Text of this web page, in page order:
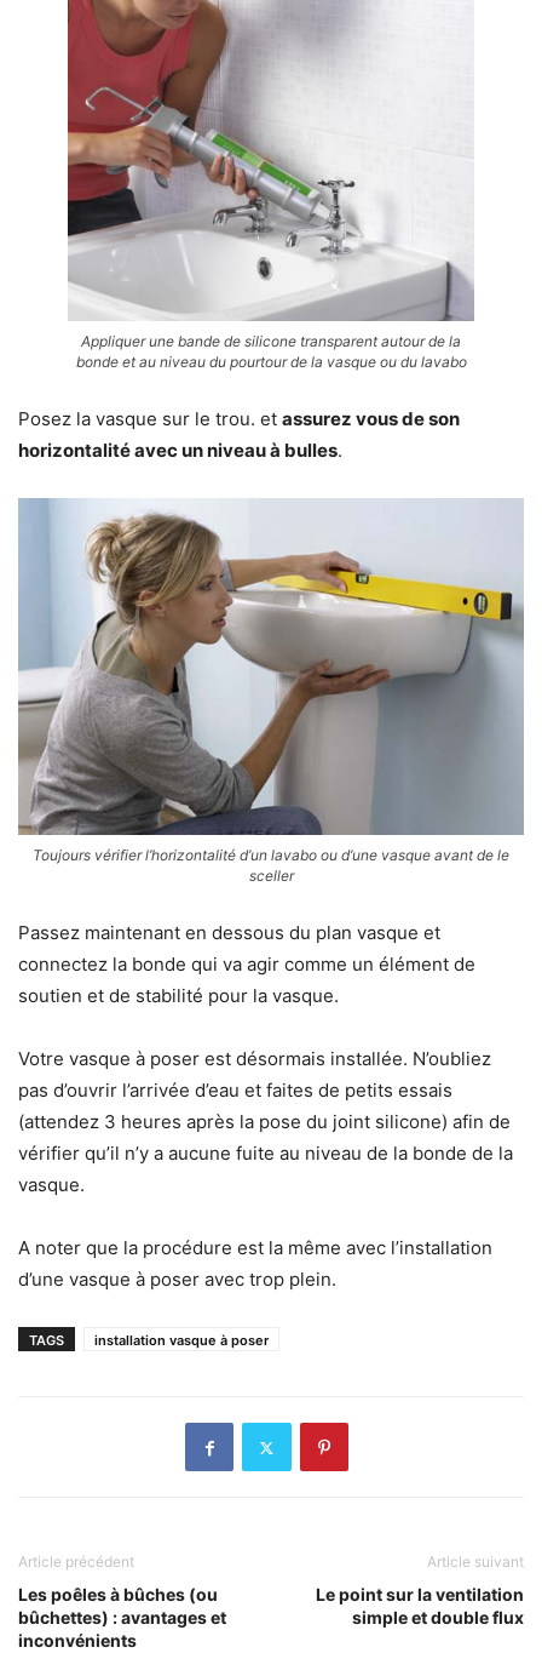
Appliquer une bande de silicone transparent autour de la
bonde et au niveau du pourtour de la vasque ou du lavabo
Posez la vasque sur le trou. et assurez vous de son
horizontalité avec un niveau à bulles.
Toujours vérifier l’horizontalité d’un lavabo ou d’une vasque avant de le
sceller
Passez maintenant en dessous du plan vasque et
connectez la bonde qui va agir comme un élément de
soutien et de stabilité pour la vasque.
Votre vasque à poser est désormais installée. N’oubliez
pas d’ouvrir l’arrivée d’eau et faites de petits essais
(attendez 3 heures après la pose du joint silicone) afin de
vérifier qu’il n’y a aucune fuite au niveau de la bonde de la
vasque.
A noter que la procédure est la même avec l’installation
d’une vasque à poser avec trop plein.
TAGS installation vasque à poser
Article précédent
Les poêles à bûches (ou
bûchettes) : avantages et
inconvénients
Article suivant
Le point sur la ventilation
simple et double flux